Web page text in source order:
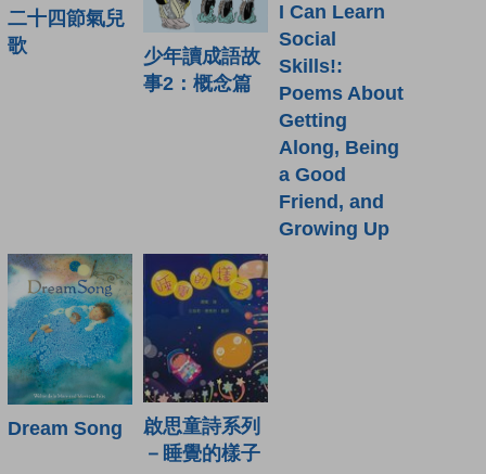
二十四節氣兒
歌
少年讀成語故
事2：概念篇
I Can Learn
Social
Skills!:
Poems About
Getting
Along, Being
a Good
Friend, and
Growing Up
Dream Song
啟思童詩系列
－睡覺的樣子